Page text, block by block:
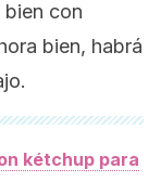
bien con
bien, habrá
kétchup para